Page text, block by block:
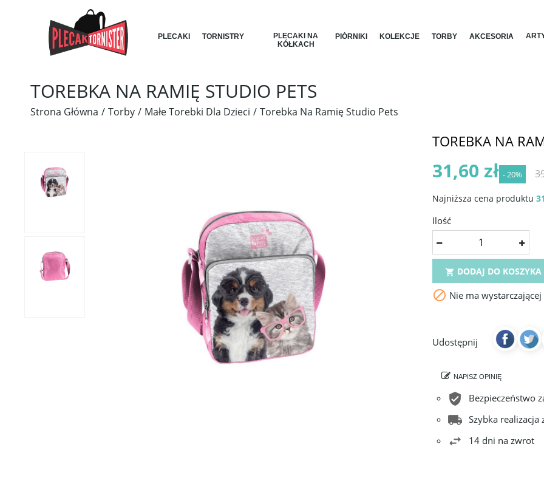
PLECAKI TORNISTRY
PLECAKI NA
KÓŁKACH
PIÓRNIKI KOLEKCJE TORBY AKCESORIA
TOREBKA NA RAMIĘ STUDIO PETS
Strona Główna Torby Małe Torebki Dla Dzieci Torebka Na Ramię Studio Pets
TOREBKA NA
31,60 zł - 20%
Najniższa cena produktu
Ilość
 DODAJ DO KOSZYKA
 Nie ma
Udostępnij
NAPISZ OPINIĘ
Bezpieczeństwo
Szybka realizacja
14 dni na zwrot